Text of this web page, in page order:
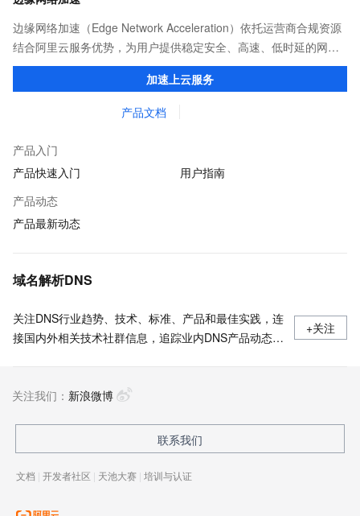
边缘网络加速（Edge Network Acceleration）依托运营商合规资源
结合阿里云服务优势，为用户提供稳定安全、高速、低时延的网络
传输，解决客户不同站点的连接、组网、数据安全传输、业务质量
加速上云服务
产品文档
产品入门
产品快速入门
用户指南
产品动态
产品最新动态
域名解析DNS
关注DNS行业趋势、技术、标准、产品和最佳实践，连
接国内外相关技术社群信息，追踪业内DNS产品动态，
+关注
关注我们： 新浪微博
联系我们
文档 | 开发者社区 | 天池大赛 | 培训与认证